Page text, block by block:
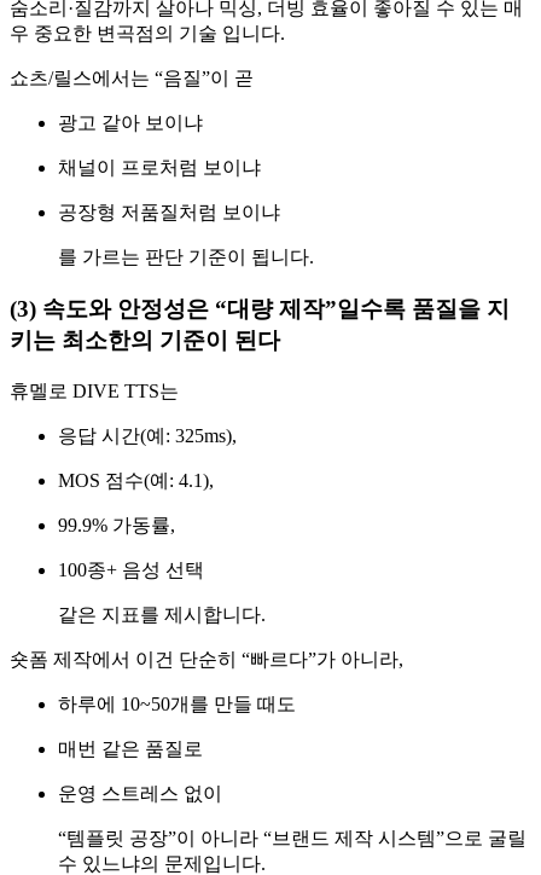
숨소리·질감까지 살아나 믹싱, 더빙 효율이 좋아질 수 있는 매
우 중요한 변곡점의 기술 입니다.
쇼츠/릴스에서는 “음질”이 곧
광고 같아 보이냐
채널이 프로처럼 보이냐
공장형 저품질처럼 보이냐
를 가르는 판단 기준이 됩니다.
(3) 속도와 안정성은 “대량 제작”일수록 품질을 지
키는 최소한의 기준이 된다
휴멜로 DIVE TTS는
응답 시간(예: 325ms),
MOS 점수(예: 4.1),
99.9% 가동률,
100종+ 음성 선택
같은 지표를 제시합니다.
숏폼 제작에서 이건 단순히 “빠르다”가 아니라,
하루에 10~50개를 만들 때도
매번 같은 품질로
운영 스트레스 없이
“템플릿 공장”이 아니라 “브랜드 제작 시스템”으로 굴릴
수 있느냐의 문제입니다.